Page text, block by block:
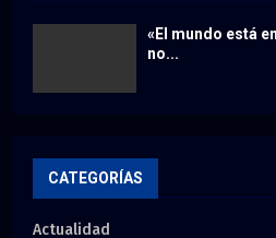
«El mundo está
no...
CATEGORÍAS
Actualidad